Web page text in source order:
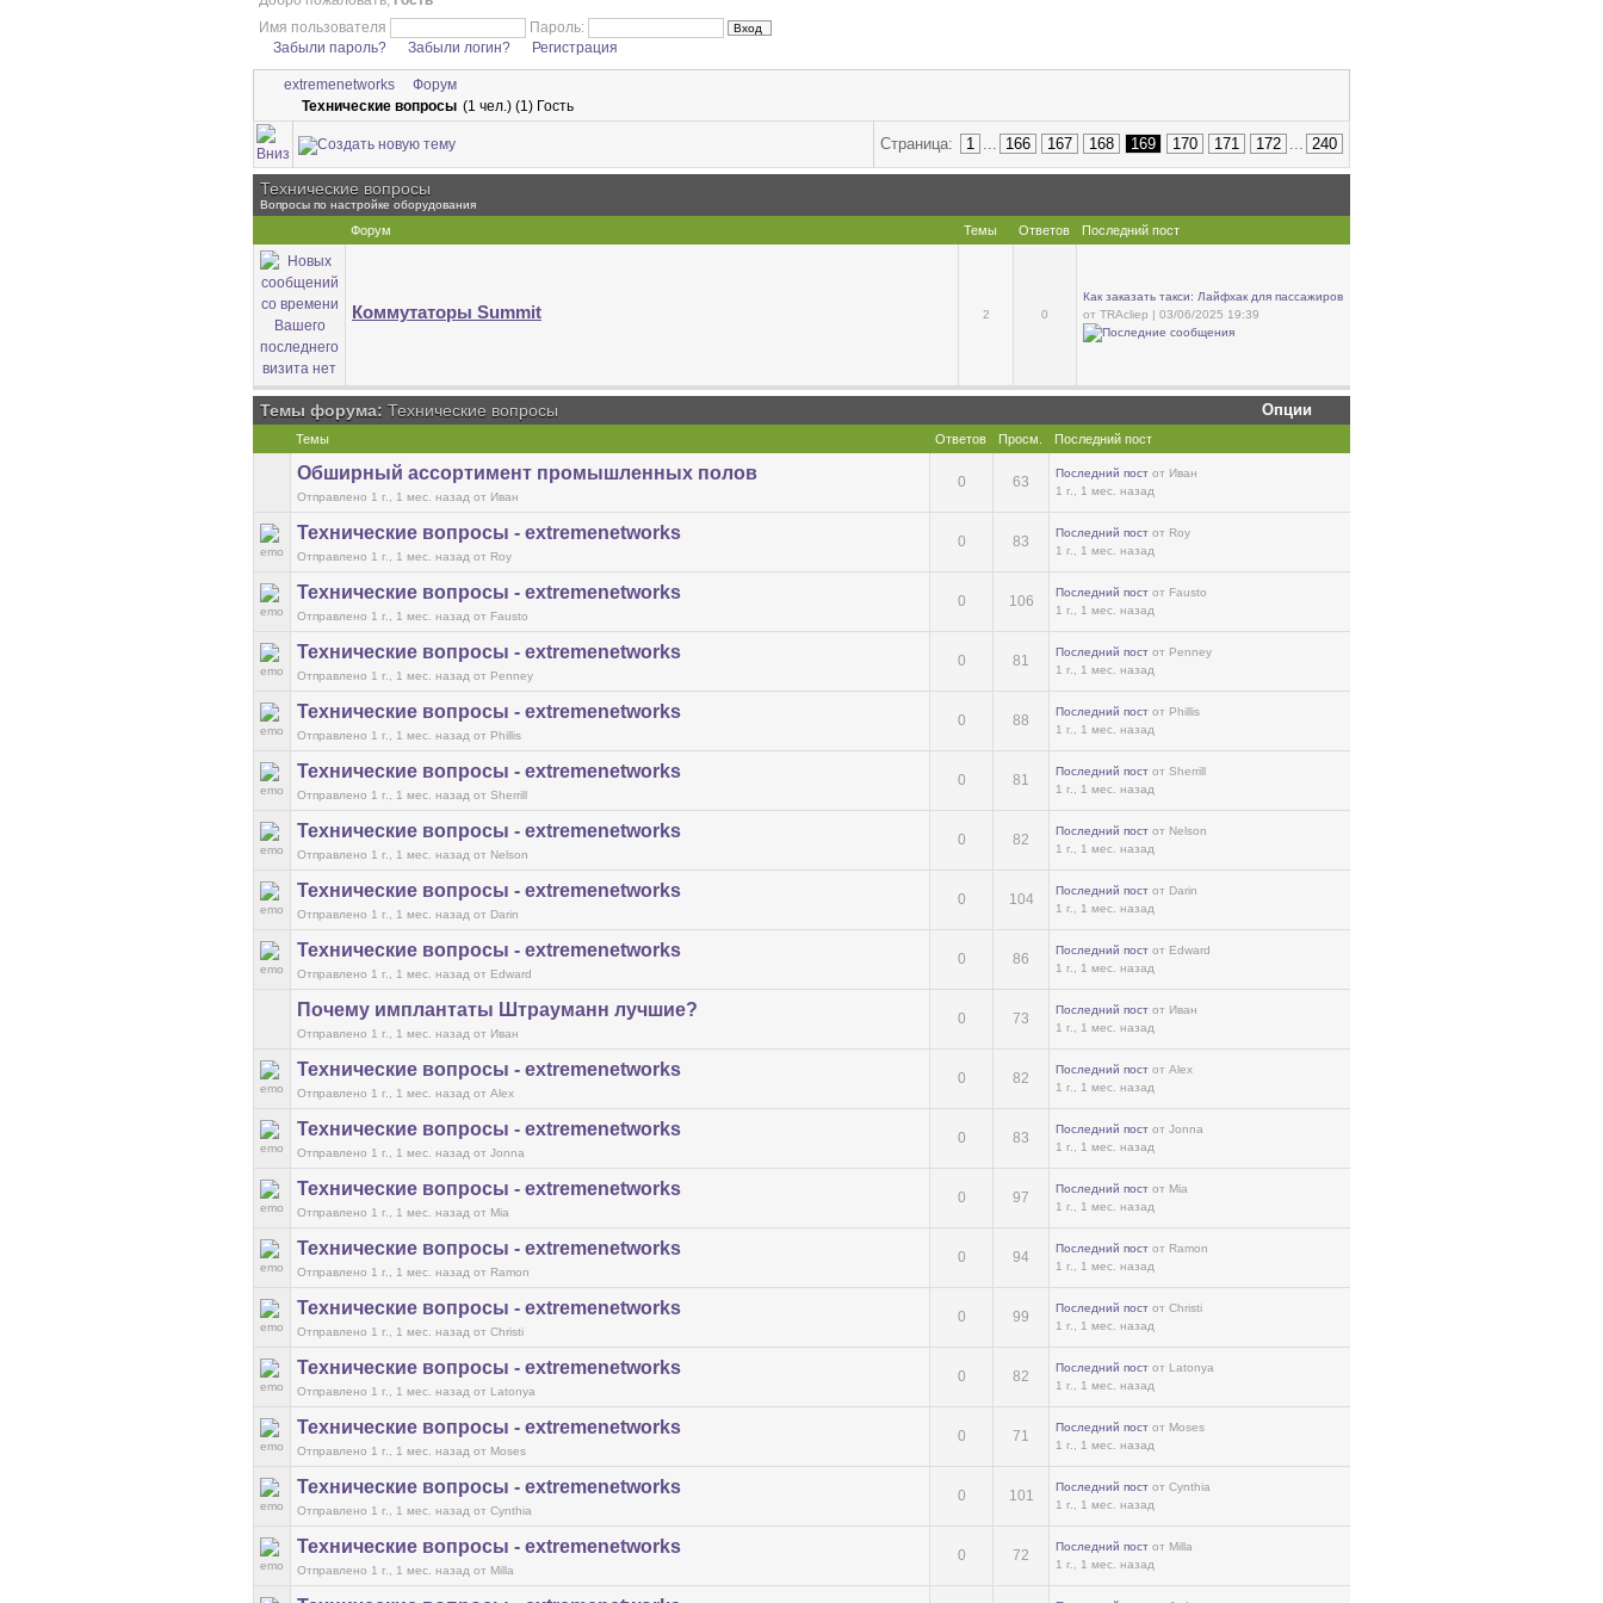
Имя пользователя
Пароль:
Забыли пароль?
Забыли логин? Регистрация
extremenetworks
Форум
Технические вопросы (1 чел.) (1) Гость
Страница: 1 ... 166 167 168 169 170 171 172 ... 240
Технические вопросы
Вопросы по настройке оборудования
Форум Темы Ответов Последний пост
Коммутаторы Summit 2 0
Как заказать такси: Лайфхак для пассажиров
от TRAcliep | 03/06/2025 19:39
Темы форума: Технические вопросы Опции
Темы Ответов Просм. Последний пост
Обширный ассортимент промышленных полов
Отправлено 1 г., 1 мес. назад от Иван
0 63
Последний пост от Иван
1 г., 1 мес. назад
Технические вопросы - extremenetworks
Отправлено 1 г., 1 мес. назад от Roy
0 83
Последний пост от Roy
1 г., 1 мес. назад
Технические вопросы - extremenetworks
Отправлено 1 г., 1 мес. назад от Fausto
0 106
Последний пост от Fausto
1 г., 1 мес. назад
Технические вопросы - extremenetworks
Отправлено 1 г., 1 мес. назад от Penney
0 81
Последний пост от Penney
1 г., 1 мес. назад
Технические вопросы - extremenetworks
Отправлено 1 г., 1 мес. назад от Phillis
0 88
Последний пост от Phillis
1 г., 1 мес. назад
Технические вопросы - extremenetworks
Отправлено 1 г., 1 мес. назад от Sherrill
0 81
Последний пост от Sherrill
1 г., 1 мес. назад
Технические вопросы - extremenetworks
Отправлено 1 г., 1 мес. назад от Nelson
0 82
Последний пост от Nelson
1 г., 1 мес. назад
Технические вопросы - extremenetworks
Отправлено 1 г., 1 мес. назад от Darin
0 104
Последний пост от Darin
1 г., 1 мес. назад
Технические вопросы - extremenetworks
Отправлено 1 г., 1 мес. назад от Edward
0 86
Последний пост от Edward
1 г., 1 мес. назад
Почему имплантаты Штрауманн лучшие?
Отправлено 1 г., 1 мес. назад от Иван
0 73
Последний пост от Иван
1 г., 1 мес. назад
Технические вопросы - extremenetworks
Отправлено 1 г., 1 мес. назад от Alex
0 82
Последний пост от Alex
1 г., 1 мес. назад
Технические вопросы - extremenetworks
Отправлено 1 г., 1 мес. назад от Jonna
0 83
Последний пост от Jonna
1 г., 1 мес. назад
Технические вопросы - extremenetworks
Отправлено 1 г., 1 мес. назад от Mia
0 97
Последний пост от Mia
1 г., 1 мес. назад
Технические вопросы - extremenetworks
Отправлено 1 г., 1 мес. назад от Ramon
0 94
Последний пост от Ramon
1 г., 1 мес. назад
Технические вопросы - extremenetworks
Отправлено 1 г., 1 мес. назад от Christi
0 99
Последний пост от Christi
1 г., 1 мес. назад
Технические вопросы - extremenetworks
Отправлено 1 г., 1 мес. назад от Latonya
0 82
Последний пост от Latonya
1 г., 1 мес. назад
Технические вопросы - extremenetworks
Отправлено 1 г., 1 мес. назад от Moses
0 71
Последний пост от Moses
1 г., 1 мес. назад
Технические вопросы - extremenetworks
Отправлено 1 г., 1 мес. назад от Cynthia
0 101
Последний пост от Cynthia
1 г., 1 мес. назад
Технические вопросы - extremenetworks
Отправлено 1 г., 1 мес. назад от Milla
0 72
Последний пост от Milla
1 г., 1 мес. назад